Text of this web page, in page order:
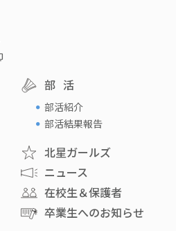
部活
部活紹介
部活結果報告
北星ガールズ
ニュース
在校生＆保護者
卒業生へのお知らせ